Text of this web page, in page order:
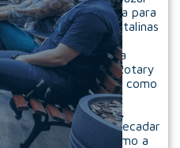
gerando renda para
anual de sacolas natalinas
kits de roupas e
o Lar Oficina e a
associação com o Rotary
patrocinamos ações como
que atende a
básicos de saúde,
de eventos para arrecadar
a poliomielite, como a